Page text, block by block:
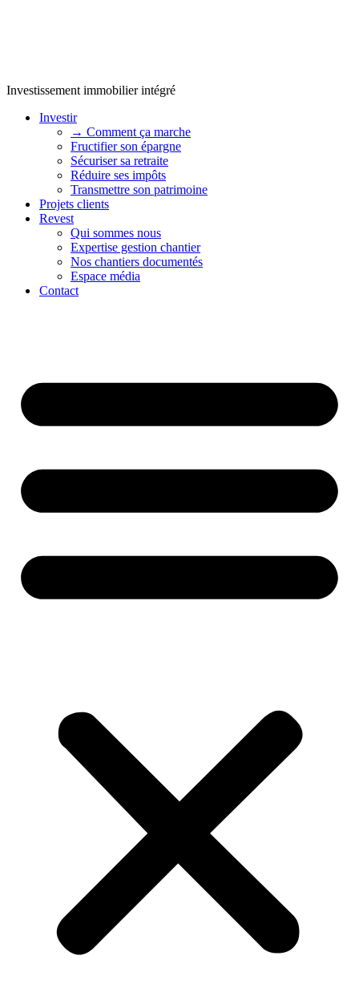
Investissement immobilier intégré
Investir
→ Comment ça marche
Fructifier son épargne
Sécuriser sa retraite
Réduire ses impôts
Transmettre son patrimoine
Projets clients
Revest
Qui sommes nous
Expertise gestion chantier
Nos chantiers documentés
Espace média
Contact